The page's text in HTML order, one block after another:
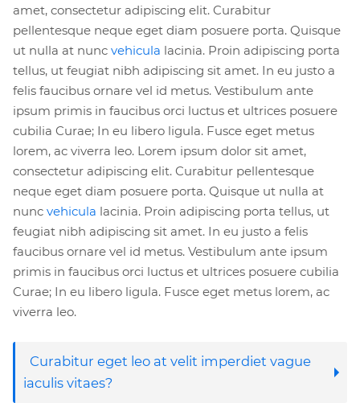
amet, consectetur adipiscing elit. Curabitur
pellentesque neque eget diam posuere porta. Quisque
ut nulla at nunc vehicula lacinia. Proin adipiscing porta
tellus, ut feugiat nibh adipiscing sit amet. In eu justo a
felis faucibus ornare vel id metus. Vestibulum ante
ipsum primis in faucibus orci luctus et ultrices posuere
cubilia Curae; In eu libero ligula. Fusce eget metus
lorem, ac viverra leo. Lorem ipsum dolor sit amet,
consectetur adipiscing elit. Curabitur pellentesque
neque eget diam posuere porta. Quisque ut nulla at
nunc vehicula lacinia. Proin adipiscing porta tellus, ut
feugiat nibh adipiscing sit amet. In eu justo a felis
faucibus ornare vel id metus. Vestibulum ante ipsum
primis in faucibus orci luctus et ultrices posuere cubilia
Curae; In eu libero ligula. Fusce eget metus lorem, ac
viverra leo.
Curabitur eget leo at velit imperdiet vague
iaculis vitaes?